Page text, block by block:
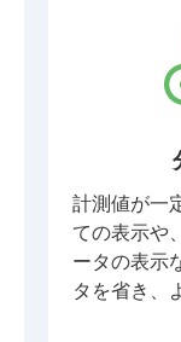
計測値が一
ての表示や
ータの表示
タを省き、